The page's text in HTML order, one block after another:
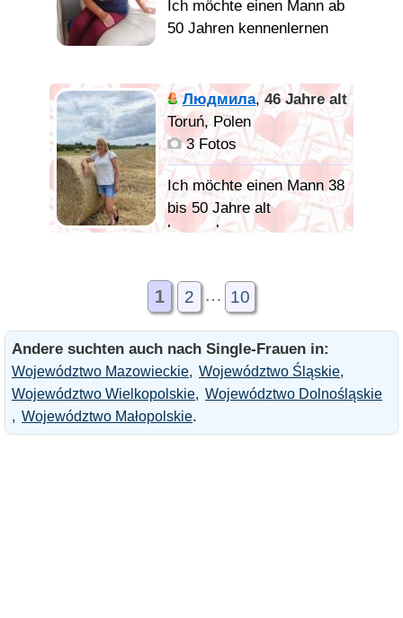
Ich möchte einen Mann ab
50 Jahren kennenlernen
крепкую семью люблю
цветы,,, Особенно розы,
уют в доме и в се
прекрасное на земле
Людмила,46 Jahre alt
Toruń, Polen
3 Fotos
Ich möchte einen Mann 38
bis 50 Jahre alt
kennenlernen
Справжнього порядного
чоловіка для створення
сім'ї.
1 2 … 10
Andere suchten auch nach Single-Frauen in:
Województwo Mazowieckie
Województwo Śląskie
Województwo Wielkopolskie
Województwo Dolnośląskie
Województwo Małopolskie.